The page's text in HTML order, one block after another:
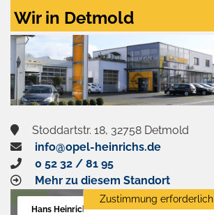
Wir in Detmold
Stoddartstr. 18, 32758 Detmold
info@opel-heinrichs.de
0 52 32 / 81 95
Mehr zu diesem Standort
Hans Heinrichs GmbH
Zustimmung erforderlich